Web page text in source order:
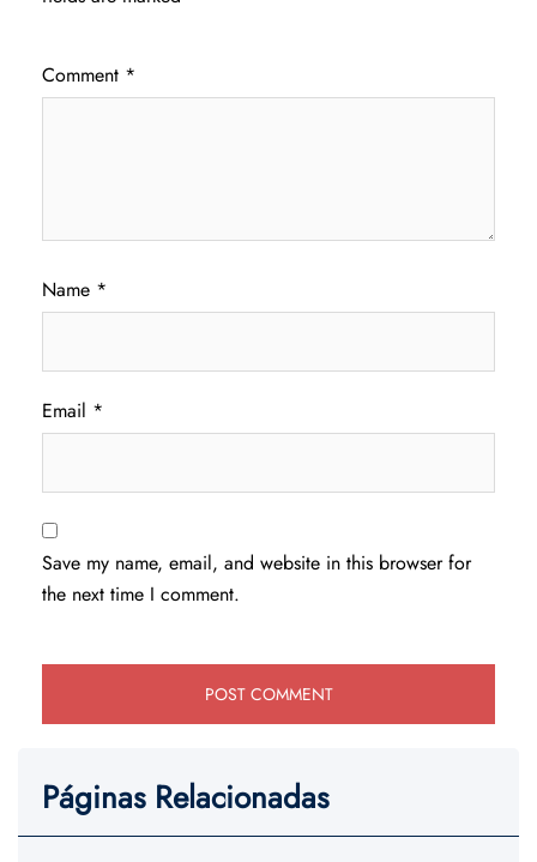
Comment *
Name *
Email *
Save my name, email, and website in this browser for
the next time I comment.
Páginas Relacionadas